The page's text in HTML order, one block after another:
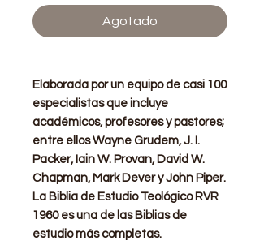
Agotado
Elaborada por un equipo de casi 100
especialistas que incluye
académicos, profesores y pastores;
entre ellos Wayne Grudem, J. I.
Packer, Iain W. Provan, David W.
Chapman, Mark Dever y John Piper.
La Biblia de Estudio Teológico RVR
1960 es una de las Biblias de
estudio más completas.